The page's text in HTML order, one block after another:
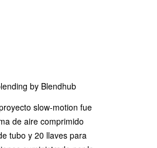
by Blendhub
slow-motion fue
de aire comprimido
tubo y 20 llaves para